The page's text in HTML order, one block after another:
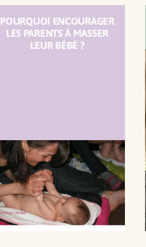
POURQUOI ENCOURAGER
LES PARENTS À MASSER
LEUR BÉBÉ ?